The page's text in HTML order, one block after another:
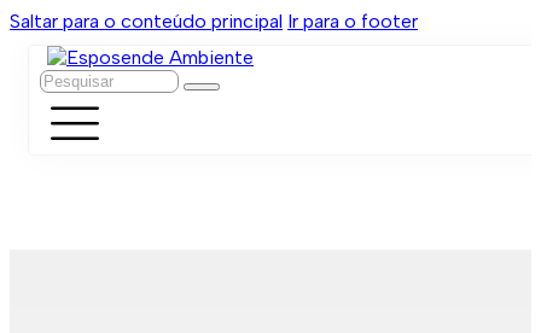
Saltar para o conteúdo principal Ir para o footer
Pesquisar